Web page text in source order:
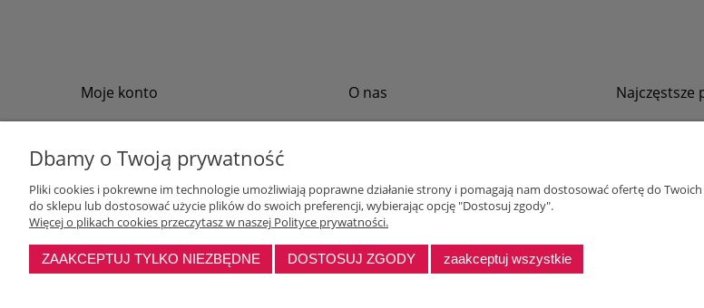
Moje konto
Przechowalnia
Ustawienia konta
O nas
Polityka prywatności
Program lojalnościowy dla firm
Najczęstsze
Dbamy o Twoją prywatność
Pliki cookies i pokrewne im technologie umożliwiają poprawne działanie strony i pomagają nam dostosować ofertę do
do sklepu lub dostosować użycie plików do swoich preferencji, wybierając opcję "Dostosuj zgody".
Więcej o plikach cookies przeczytasz w naszej Polityce prywatności.
ZAAKCEPTUJ TYLKO NIEZBĘDNE DOSTOSUJ ZGODY zaakceptuj wszystkie